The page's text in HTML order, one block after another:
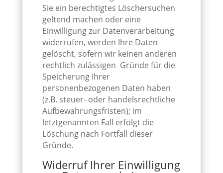
Sie ein berechtigtes Löschersuchen
geltend machen oder eine
Einwilligung zur Datenverarbeitung
widerrufen, werden Ihre Daten
gelöscht, sofern wir keinen anderen
rechtlich zulässigen Gründe für die
Speicherung Ihrer
personenbezogenen Daten haben
(z.B. steuer- oder handelsrechtliche
Aufbewahrungsfristen); im
letztgenannten Fall erfolgt die
Löschung nach Fortfall dieser
Gründe.
Widerruf Ihrer Einwilligung